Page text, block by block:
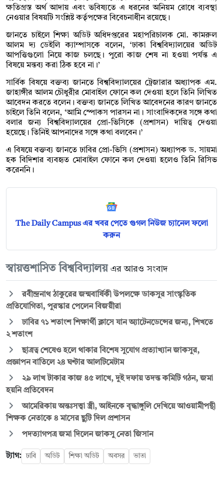
ক্ষতিগ্রস্ত অর্থ আদায় এবং ভবিষ্যতে এ ধরনের অনিয়ম রোধে ব্যবস্থা
নেওয়ার বিষয়টি সংশ্লিষ্ট কর্তৃপক্ষের বিবেচনাধীন রয়েছে।
জানতে চাইলে শিক্ষা অডিট অধিদপ্তরের মহাপরিচালক মো. কামরুল
আলম দ্য ডেইলি ক্যাম্পাসকে বলেন, ‘ঢাকা বিশ্ববিদ্যালয়ের অডিট
আপত্তিগুলো নিয়ে কাজ চলছে। পুরো কাজ শেষ না হওয়া পর্যন্ত এ
বিষয়ে মন্তব্য করা ঠিক হবে না।’
সার্বিক বিষয়ে বক্তব্য জানতে বিশ্ববিদ্যালয়ের ট্রেজারার অধ্যাপক এম.
জাহাঙ্গীর আলম চৌধুরীর মোবাইল ফোনে কল দেওয়া হলে তিনি লিখিত
আবেদন করতে বলেন। বক্তব্য জানতে লিখিত আবেদনের কারণ জানতে
চাইলে তিনি বলেন, ‘আমি স্পোকস পারসন না। সাংবাদিকদের সঙ্গে কথা
বলার জন্য বিশ্ববিদ্যালয়ের প্রো-ভিসিকে (প্রশাসন) দায়িত্ব দেওয়া
হয়েছে। তিনিই আপনাদের সঙ্গে কথা বলবেন।’
এ বিষয়ে বক্তব্য জানতে ঢাবির প্রো-ভিসি (প্রশাসন) অধ্যাপক ড. সায়মা
হক বিদিশার ব্যবহৃত মোবাইল ফোনে কল দেওয়া হলেও তিনি রিসিভ
করেননি।
The Daily Campus এর খবর পেতে গুগল নিউজ চ্যানেল ফলো
করুন
স্বায়ত্তশাসিত বিশ্ববিদ্যালয় এর আরও সংবাদ
রবীন্দ্রনাথ ঠাকুরের জন্মবার্ষিকী উপলক্ষে ডাকসুর সাংস্কৃতিক
প্রতিযোগিতা, পুরস্কার পেলেন বিজয়ীরা
ঢাবির ৭১ শতাংশ শিক্ষার্থী ক্লাসে যান অ্যাটেনডেন্সের জন্য, শিখতে
২ শতাংশ
ছাত্রত্ব শেষেও হলে থাকার বিশেষ সুযোগ প্রত্যাখ্যান জাকসুর,
প্রজ্ঞাপন বাতিলে ২৪ ঘণ্টার আলটিমেটাম
২৯ লাখ টাকার কাজ ৪৫ লাখে, দুই দফায় তদন্ত কমিটি গঠন, জমা
হয়নি প্রতিবেদন
আমেরিকায় অন্তঃসত্ত্বা স্ত্রী, আইনকে বৃদ্ধাঙ্গুলি দেখিয়ে আওয়ামীপন্থী
শিক্ষক নেতাকে ৪ মাসের ছুটি দিল প্রশাসন
পদত্যাগপত্র জমা দিলেন জাকসু নেতা জিসান
ট্যাগ: ঢাবি অডিট শিক্ষা অডিট অবসর ভাতা